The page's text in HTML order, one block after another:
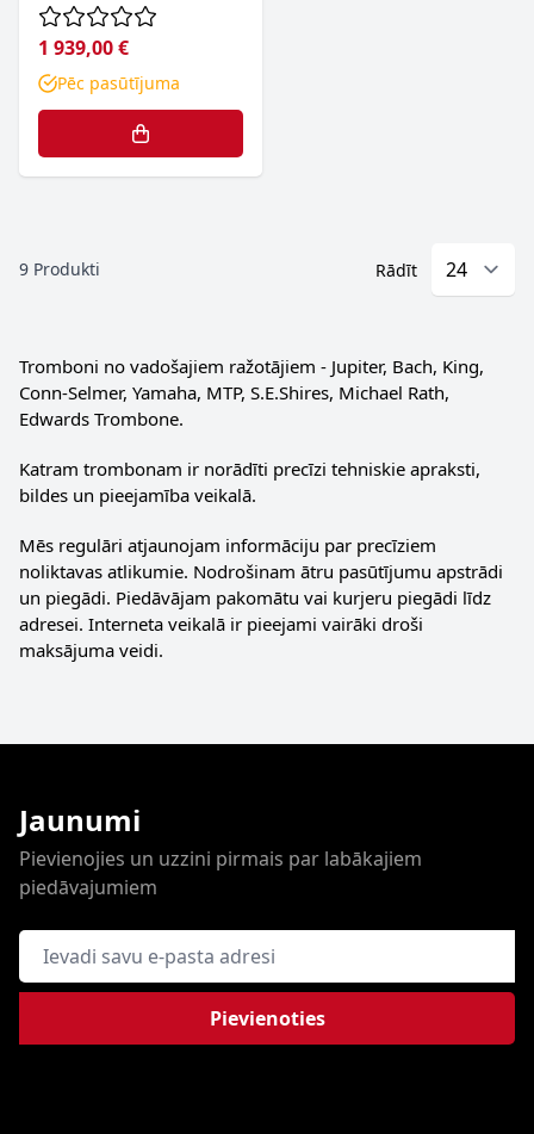
1 939,00 €
Pēc pasūtījuma
9 Produkti Rādīt
Tromboni no vadošajiem ražotājiem - Jupiter, Bach, King,
Conn-Selmer, Yamaha, MTP, S.E.Shires, Michael Rath,
Edwards Trombone.
Katram trombonam ir norādīti precīzi tehniskie apraksti,
bildes un pieejamība veikalā.
Mēs regulāri atjaunojam informāciju par precīziem
noliktavas atlikumie. Nodrošinam ātru pasūtījumu apstrādi
un piegādi. Piedāvājam pakomātu vai kurjeru piegādi līdz
adresei. Interneta veikalā ir pieejami vairāki droši
maksājuma veidi.
Jaunumi
Pievienojies un uzzini pirmais par labākajiem
piedāvajumiem
E-pasta adrese
Pievienoties